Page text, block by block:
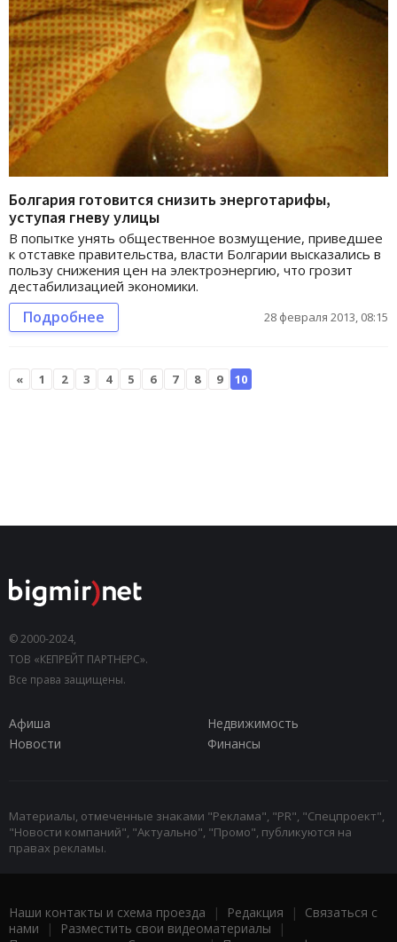
Болгария готовится снизить энерготарифы,
уступая гневу улицы
В попытке унять общественное возмущение, приведшее
к отставке правительства, власти Болгарии высказались в
пользу снижения цен на электроэнергию, что грозит
дестабилизацией экономики.
Подробнее 28 февраля 2013, 08:15
« 1 2 3 4 5 6 7 8 9 10
© 2000-2024,
ТОВ «КЕПРЕЙТ ПАРТНЕРС».
Все права защищены.
Афиша
Недвижимость
Новости
Финансы
Материалы, отмеченные знаками "Реклама", "PR", "Спецпроект",
"Новости компаний", "Актуально", "Промо", публикуются на
правах рекламы.
Наши контакты и схема проезда | Редакция | Связаться с
нами | Разместить свои видеоматериалы |